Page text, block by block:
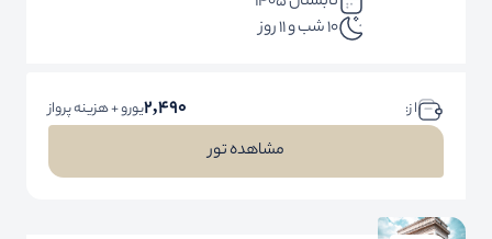
10 شب و 11 روز
ا ز: 2,490یورو + هزینه پرواز
مشاهده تور